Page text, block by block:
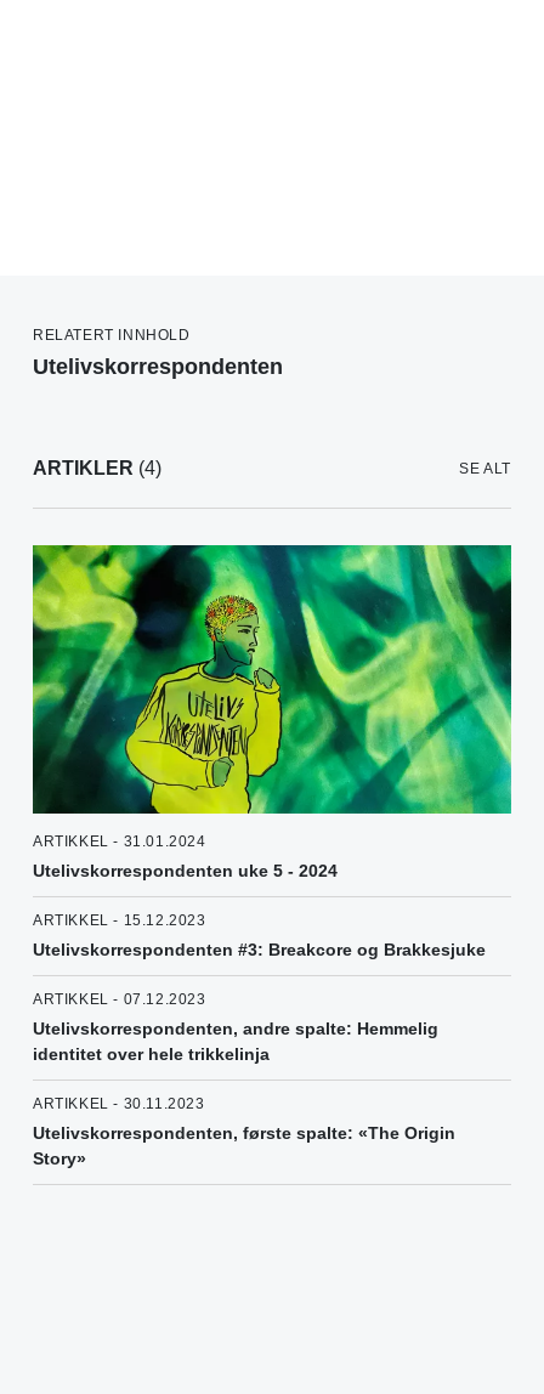
RELATERT INNHOLD
Utelivskorrespondenten
ARTIKLER (4) SE ALT
ARTIKKEL - 31.01.2024
Utelivskorrespondenten uke 5 - 2024
ARTIKKEL - 15.12.2023
Utelivskorrespondenten #3: Breakcore og Brakkesjuke
ARTIKKEL - 07.12.2023
Utelivskorrespondenten, andre spalte: Hemmelig
identitet over hele trikkelinja
ARTIKKEL - 30.11.2023
Utelivskorrespondenten, første spalte: «The Origin
Story»